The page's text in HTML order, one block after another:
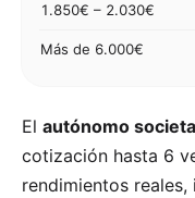
1.850€ – 2.030€
Más de 6.000€
El autónomo
cotización hasta 6
rendimientos